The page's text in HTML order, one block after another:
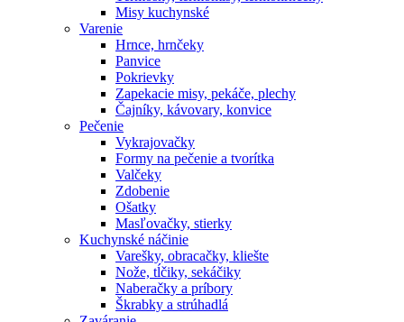
Misy kuchynské
Varenie
Hrnce, hrnčeky
Panvice
Pokrievky
Zapekacie misy, pekáče, plechy
Čajníky, kávovary, konvice
Pečenie
Vykrajovačky
Formy na pečenie a tvorítka
Valčeky
Zdobenie
Ošatky
Masľovačky, stierky
Kuchynské náčinie
Varešky, obracačky, kliešte
Nože, tĺčiky, sekáčiky
Naberačky a príbory
Škrabky a strúhadlá